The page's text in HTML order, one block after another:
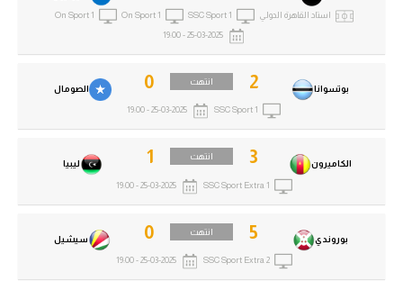
بوروندي 5 انتهت
سيشيل 0
SSC Sport Extra 2
25-03-2025 - 19:00
الكاميرون 3 انتهت
ليبيا 1
SSC Sport Extra 1
25-03-2025 - 19:00
بوتسوانا 2 انتهت
الصومال 0
SSC Sport 1
25-03-2025 - 19:00
استاد القاهرة الدولي SSC Sport 1
On Sport 1
On Sport 1
25-03-2025 - 19:00